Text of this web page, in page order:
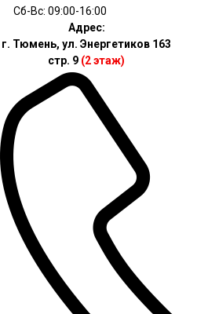
Сб-Вс: 09:00-16:00
Адрес:
г. Тюмень, ул. Энергетиков 163
стр. 9 (2 этаж)